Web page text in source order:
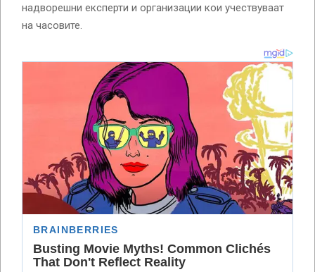
надворешни експерти и организации кои учествуваат
на часовите.